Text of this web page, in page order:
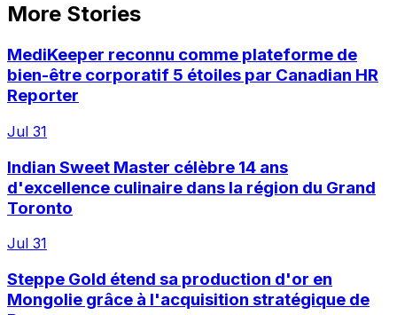
More Stories
MediKeeper reconnu comme plateforme de
bien-être corporatif 5 étoiles par Canadian HR
Reporter
Jul 31
Indian Sweet Master célèbre 14 ans
d'excellence culinaire dans la région du Grand
Toronto
Jul 31
Steppe Gold étend sa production d'or en
Mongolie grâce à l'acquisition stratégique de